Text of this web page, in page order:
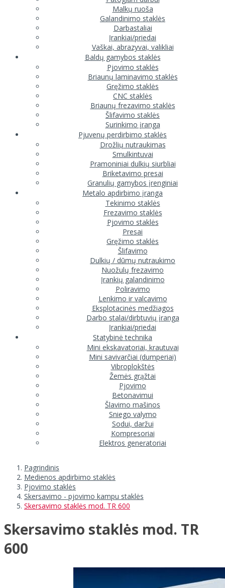
Malkų ruoša
Galandinimo staklės
Darbastaliai
Įrankiai/priedai
Vaškai, abrazyvai, valikliai
Baldų gamybos staklės
Pjovimo staklės
Briaunų laminavimo staklės
Gręžimo staklės
CNC staklės
Briaunų frezavimo staklės
Šlifavimo staklės
Surinkimo įranga
Pjuvenų perdirbimo staklės
Drožlių nutraukimas
Smulkintuvai
Pramoniniai dulkių siurbliai
Briketavimo presai
Granulių gamybos įrenginiai
Metalo apdirbimo įranga
Tekinimo staklės
Frezavimo staklės
Pjovimo staklės
Presai
Gręžimo staklės
Šlifavimo
Dulkių / dūmų nutraukimo
Nuožulų frezavimo
Įrankių galandinimo
Poliravimo
Lenkimo ir valcavimo
Eksplotacinės medžiagos
Darbo stalai/dirbtuvių įranga
Įrankiai/priedai
Statybinė technika
Mini ekskavatoriai, krautuvai
Mini savivarčiai (dumperiai)
Vibroplokštės
Žemės grąžtai
Pjovimo
Betonavimui
Šlavimo mašinos
Sniego valymo
Sodui, daržui
Kompresoriai
Elektros generatoriai
Pagrindinis
Medienos apdirbimo staklės
Pjovimo staklės
Skersavimo - pjovimo kampu staklės
Skersavimo staklės mod. TR 600
Skersavimo staklės mod. TR
600